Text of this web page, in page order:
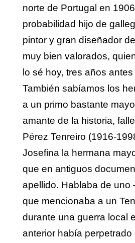
norte de Portugal en
probabilidad hijo de
pintor y gran diseñador
muy bien valorados,
lo sé hoy, tres años
También sabíamos los
a un primo bastante
amante de la historia,
Pérez Tenreiro (1916-
Josefina la hermana
que en antiguos
apellido. Hablaba de uno
que mencionaba a un
durante una guerra local
anterior había